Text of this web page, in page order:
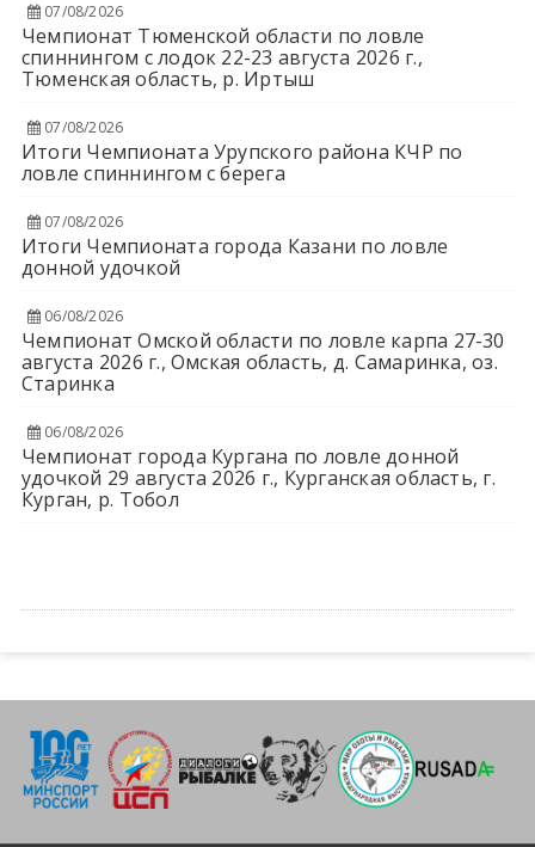
07/08/2026
Чемпионат Тюменской области по ловле
спиннингом с лодок 22-23 августа 2026 г.,
Тюменская область, р. Иртыш
07/08/2026
Итоги Чемпионата Урупского района КЧР по
ловле спиннингом с берега
07/08/2026
Итоги Чемпионата города Казани по ловле
донной удочкой
06/08/2026
Чемпионат Омской области по ловле карпа 27-30
августа 2026 г., Омская область, д. Самаринка, оз.
Старинка
06/08/2026
Чемпионат города Кургана по ловле донной
удочкой 29 августа 2026 г., Курганская область, г.
Курган, р. Тобол